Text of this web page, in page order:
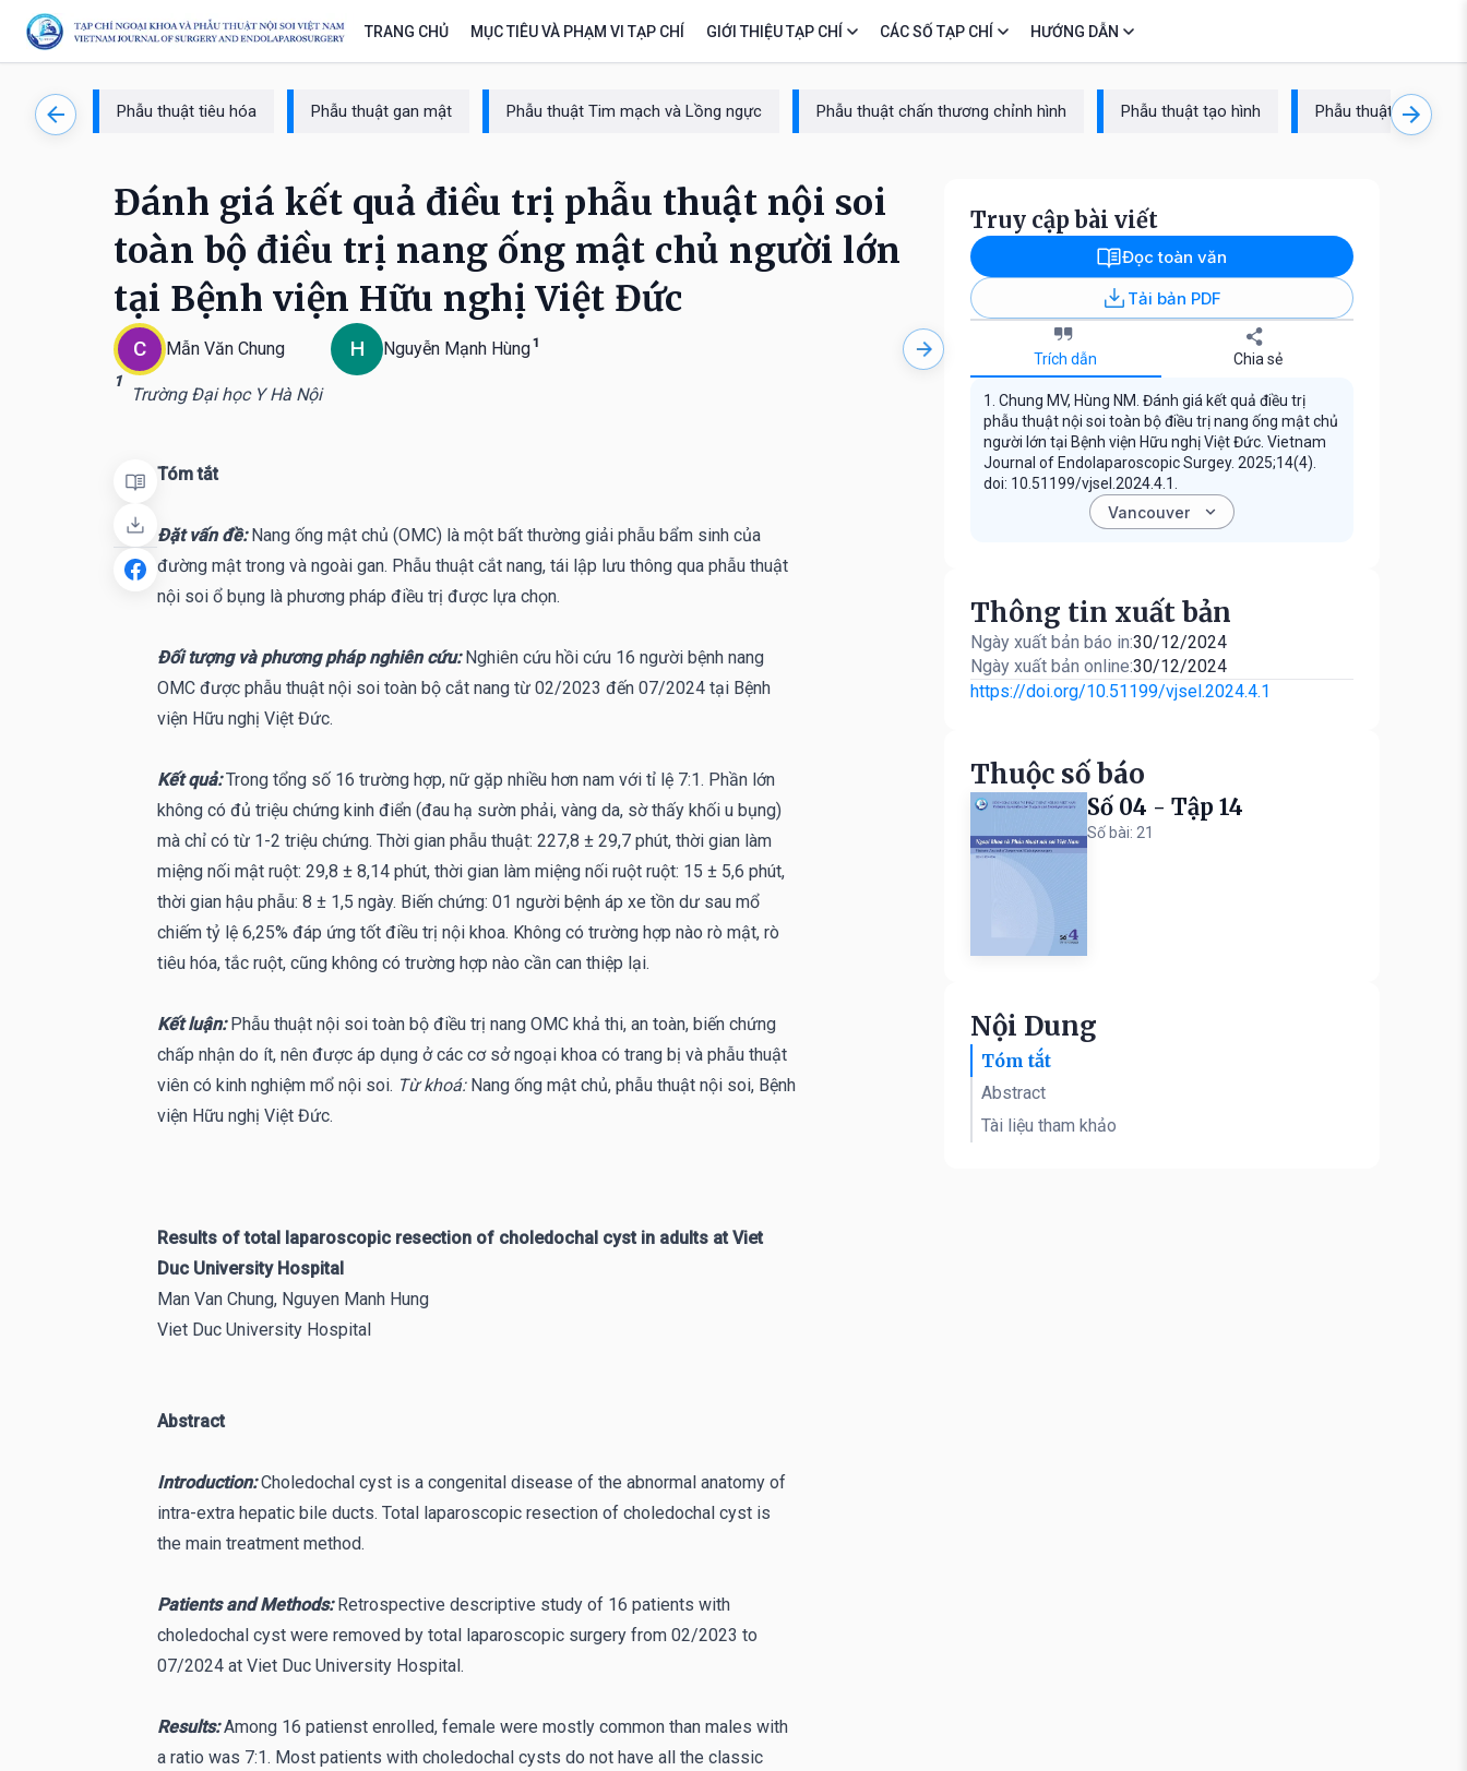
TRANG CHỦ MỤC TIÊU VÀ PHẠM VI TẠP CHÍ GIỚI THIỆU TẠP CHÍ CÁC SỐ TẠP CHÍ HƯỚNG DẪN
Phẫu thuật tiêu hóa Phẫu thuật gan mật Phẫu thuật Tim mạch và Lồng ngực Phẫu thuật chấn thương chỉnh hình Phẫu thuật tạo hình Phẫu thuật cột sống
Đánh giá kết quả điều trị phẫu thuật nội soi
toàn bộ điều trị nang ống mật chủ người lớn
tại Bệnh viện Hữu nghị Việt Đức
C Mẫn Văn Chung H Nguyễn Mạnh Hùng1
1
Trường Đại học Y Hà Nội
Tóm tắt
Đặt vấn đề: Nang ống mật chủ (OMC) là một bất thường giải phẫu bẩm sinh của
đường mật trong và ngoài gan. Phẫu thuật cắt nang, tái lập lưu thông qua phẫu thuật
nội soi ổ bụng là phương pháp điều trị được lựa chọn.
Đối tượng và phương pháp nghiên cứu: Nghiên cứu hồi cứu 16 người bệnh nang
OMC được phẫu thuật nội soi toàn bộ cắt nang từ 02/2023 đến 07/2024 tại Bệnh
viện Hữu nghị Việt Đức.
Kết quả: Trong tổng số 16 trường hợp, nữ gặp nhiều hơn nam với tỉ lệ 7:1. Phần lớn
không có đủ triệu chứng kinh điển (đau hạ sườn phải, vàng da, sờ thấy khối u bụng)
mà chỉ có từ 1-2 triệu chứng. Thời gian phẫu thuật: 227,8 ± 29,7 phút, thời gian làm
miệng nối mật ruột: 29,8 ± 8,14 phút, thời gian làm miệng nối ruột ruột: 15 ± 5,6 phút,
thời gian hậu phẫu: 8 ± 1,5 ngày. Biến chứng: 01 người bệnh áp xe tồn dư sau mổ
chiếm tỷ lệ 6,25% đáp ứng tốt điều trị nội khoa. Không có trường hợp nào rò mật, rò
tiêu hóa, tắc ruột, cũng không có trường hợp nào cần can thiệp lại.
Kết luận: Phẫu thuật nội soi toàn bộ điều trị nang OMC khả thi, an toàn, biến chứng
chấp nhận do ít, nên được áp dụng ở các cơ sở ngoại khoa có trang bị và phẫu thuật
viên có kinh nghiệm mổ nội soi. Từ khoá:Nang ống mật chủ, phẫu thuật nội soi, Bệnh
viện Hữu nghị Việt Đức.
Results of total laparoscopic resection of choledochal cyst in adults at Viet
Duc University Hospital
Man Van Chung, Nguyen Manh Hung
Viet Duc University Hospital
Abstract
Introduction: Choledochal cyst is a congenital disease of the abnormal anatomy of
intra-extra hepatic bile ducts. Total laparoscopic resection of choledochal cyst is
the main treatment method.
Patients and Methods: Retrospective descriptive study of 16 patients with
choledochal cyst were removed by total laparoscopic surgery from 02/2023 to
07/2024 at Viet Duc University Hospital.
Results: Among 16 patienst enrolled, female were mostly common than males with
a ratio was 7:1. Most patients with choledochal cysts do not have all the classic
Truy cập bài viết
Đọc toàn văn
Tải bản PDF
Trích dẫn Chia sẻ
1. Chung MV, Hùng NM. Đánh giá kết quả điều trị
phẫu thuật nội soi toàn bộ điều trị nang ống mật chủ
người lớn tại Bệnh viện Hữu nghị Việt Đức. Vietnam
Journal of Endolaparoscopic Surgey. 2025;14(4).
doi: 10.51199/vjsel.2024.4.1.
Thuộc số báo
Số 04 - Tập 14
Số bài: 21
Thông tin xuất bản
Ngày xuất bản báo in:30/12/2024
Ngày xuất bản online:30/12/2024
https://doi.org/10.51199/vjsel.2024.4.1
Nội Dung
Tóm tắt
Abstract
Tài liệu tham khảo